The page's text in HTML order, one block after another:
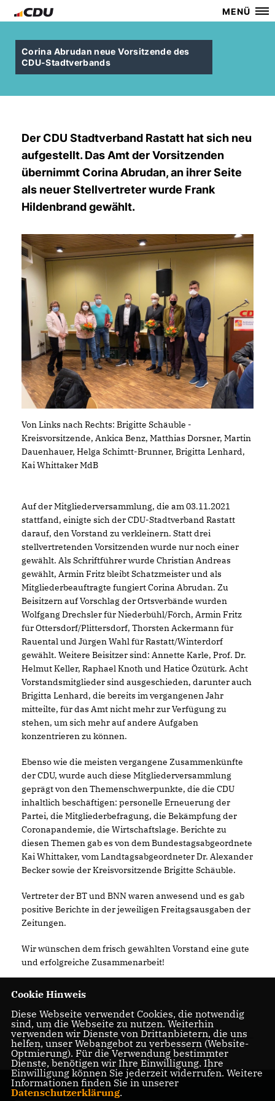
MENÜ
Corina Abrudan neue Vorsitzende des
CDU-Stadtverbands
Der CDU Stadtverband Rastatt hat sich neu
aufgestellt. Das Amt der Vorsitzenden
übernimmt Corina Abrudan, an ihrer Seite
als neuer Stellvertreter wurde Frank
Hildenbrand gewählt.
Von Links nach Rechts: Brigitte Schäuble -
Kreisvorsitzende, Ankica Benz, Matthias Dorsner, Martin
Dauenhauer, Helga Schimtt-Brunner, Brigitta Lenhard,
Kai Whittaker MdB
Auf der Mitgliederversammlung, die am 03.11.2021
stattfand, einigte sich der CDU-Stadtverband Rastatt
darauf, den Vorstand zu verkleinern. Statt drei
stellvertretenden Vorsitzenden wurde nur noch einer
gewählt. Als Schriftführer wurde Christian Andreas
gewählt, Armin Fritz bleibt Schatzmeister und als
Mitgliederbeauftragte fungiert Corina Abrudan. Zu
Beisitzern auf Vorschlag der Ortsverbände wurden
Wolfgang Drechsler für Niederbühl/Förch, Armin Fritz
für Ottersdorf/Plittersdorf, Thorsten Ackermann für
Rauental und Jürgen Wahl für Rastatt/Winterdorf
gewählt. Weitere Beisitzer sind: Annette Karle, Prof. Dr.
Helmut Keller, Raphael Knoth und Hatice Özütürk. Acht
Vorstandsmitglieder sind ausgeschieden, darunter auch
Brigitta Lenhard, die bereits im vergangenen Jahr
mitteilte, für das Amt nicht mehr zur Verfügung zu
stehen, um sich mehr auf andere Aufgaben
konzentrieren zu können.
Ebenso wie die meisten vergangene Zusammenkünfte
der CDU, wurde auch diese Mitgliederversammlung
geprägt von den Themenschwerpunkte, die die CDU
inhaltlich beschäftigen: personelle Erneuerung der
Partei, die Mitgliederbefragung, die Bekämpfung der
Coronapandemie, die Wirtschaftslage. Berichte zu
diesen Themen gab es von dem Bundestagsabgeordnete
Kai Whittaker, vom Landtagsabgeordneter Dr. Alexander
Becker sowie der Kreisvorsitzende Brigitte Schäuble.
Vertreter der BT und BNN waren anwesend und es gab
positive Berichte in der jeweiligen Freitagsausgaben der
Zeitungen.
Wir wünschen dem frisch gewählten Vorstand eine gute
und erfolgreiche Zusammenarbeit!
03.11.2021, 11:15 Uhr
Cookie Hinweis
Diese Webseite verwendet Cookies, die notwendig
sind, um die Webseite zu nutzen. Weiterhin
verwenden wir Dienste von Drittanbietern, die uns
helfen, unser Webangebot zu verbessern (Website-
Optmierung). Für die Verwendung bestimmter
Dienste, benötigen wir Ihre Einwilligung. Ihre
Einwilligung können Sie jederzeit widerrufen. Weitere
Informationen finden Sie in unserer
Datenschutzerklärung.